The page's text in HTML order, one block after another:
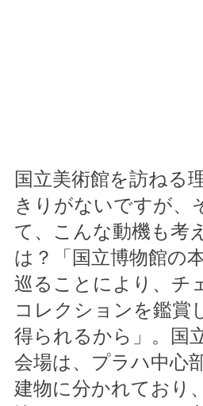
国立美術館を訪ねる
きりがないですが、
て、こんな動機も考
は？「国立博物館の
巡ることにより、チ
コレクションを鑑賞
得られるから」。国
会場は、プラハ中心
建物に分かれており